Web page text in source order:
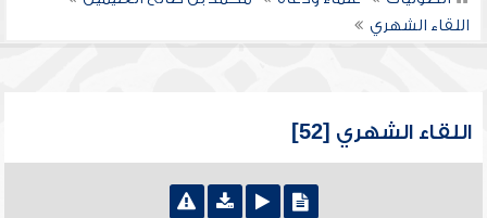
اللقاء الشهري
اللقاء الشهري [52]